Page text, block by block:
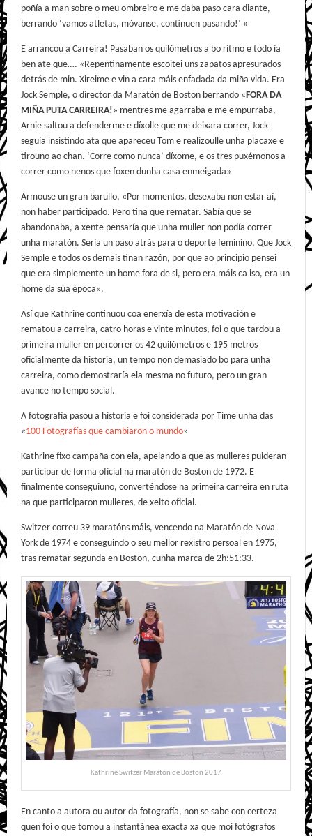
poñía a man sobre o meu ombreiro e me daba paso cara diante,
berrando ‘vamos atletas, móvanse, continuen pasando!’ »
E arrancou a Carreira! Pasaban os quilómetros a bo ritmo e todo ía
ben ate que…. «Repentinamente escoitei uns zapatos apresurados
detrás de min. Xireime e vin a cara máis enfadada da miña vida. Era
Jock Semple, o director da Maratón de Boston berrando «FORA DA
MIÑA PUTA CARREIRA!» mentres me agarraba e me empurraba,
Arnie saltou a defenderme e díxolle que me deixara correr, Jock
seguía insistindo ata que apareceu Tom e realizoulle unha placaxe e
tirouno ao chan. ‘Corre como nunca’ díxome, e os tres puxémonos a
correr como nenos que foxen dunha casa enmeigada»
Armouse un gran barullo, «Por momentos, desexaba non estar aí,
non haber participado. Pero tiña que rematar. Sabía que se
abandonaba, a xente pensaría que unha muller non podía correr
unha maratón. Sería un paso atrás para o deporte feminino. Que Jock
Semple e todos os demais tiñan razón, por que ao principio pensei
que era simplemente un home fora de si, pero era máis ca iso, era un
home da súa época».
Así que Kathrine continuou coa enerxía de esta motivación e
rematou a carreira, catro horas e vinte minutos, foi o que tardou a
primeira muller en percorrer os 42 quilómetros e 195 metros
oficialmente da historia, un tempo non demasiado bo para unha
carreira, como demostraría ela mesma no futuro, pero un gran
avance no tempo social.
A fotografía pasou a historia e foi considerada por Time unha das
«100 Fotografías que cambiaron o mundo»
Kathrine fixo campaña con ela, apelando a que as mulleres puideran
participar de forma oficial na maratón de Boston de 1972. E
finalmente conseguiuno, converténdose na primeira carreira en ruta
na que participaron mulleres, de xeito oficial.
Switzer correu 39 maratóns máis, vencendo na Maratón de Nova
York de 1974 e conseguindo o seu mellor rexistro persoal en 1975,
tras rematar segunda en Boston, cunha marca de 2h:51:33.
Kathrine Switzer Maratón de Boston 2017
En canto a autora ou autor da fotografía, non se sabe con certeza
quen foi o que tomou a instantánea exacta xa que moi fotógrafos